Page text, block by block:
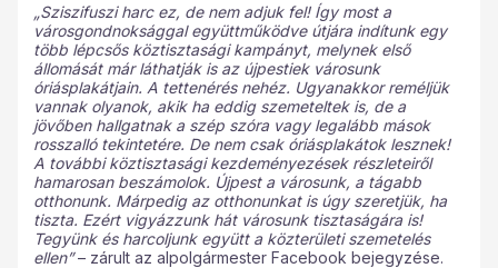
„Sziszifuszi harc ez, de nem adjuk fel! Így most a
városgondnoksággal együttműködve útjára indítunk egy
több lépcsős köztisztasági kampányt, melynek első
állomását már láthatják is az újpestiek városunk
óriásplakátjain. A tettenérés nehéz. Ugyanakkor reméljük
vannak olyanok, akik ha eddig szemeteltek is, de a
jövőben hallgatnak a szép szóra vagy legalább mások
rosszalló tekintetére. De nem csak óriásplakátok lesznek!
A további köztisztasági kezdeményezések részleteiről
hamarosan beszámolok. Újpest a városunk, a tágabb
otthonunk. Márpedig az otthonunkat is úgy szeretjük, ha
tiszta. Ezért vigyázzunk hát városunk tisztaságára is!
Tegyünk és harcoljunk együtt a közterületi szemetelés
ellen”– zárult az alpolgármester Facebook bejegyzése.